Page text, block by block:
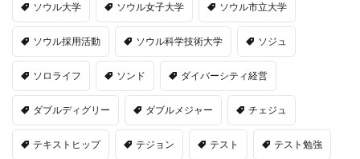
ソウル大学 ソウル女子大学 ソウル市立大学
ソウル採用活動 ソウル科学技術大学 ソジュ
ソロライフ ソンド ダイバーシティ経営
ダブルディグリー ダブルメジャー チェジュ
テキストヒップ テジョン テスト テスト勉強